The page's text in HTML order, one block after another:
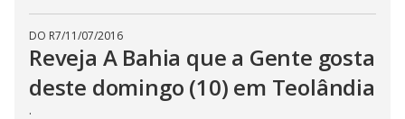
DO R7/11/07/2016
Reveja A Bahia que a Gente gosta
deste domingo (10) em Teolândia
.